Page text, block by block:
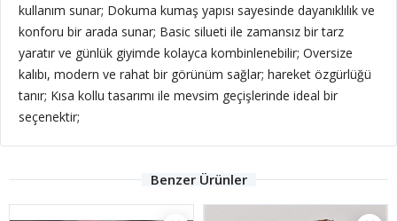
kullanım sunar; Dokuma kumaş yapısı sayesinde dayanıklılık ve
konforu bir arada sunar; Basic silueti ile zamansız bir tarz
yaratır ve günlük giyimde kolayca kombinlenebilir; Oversize
kalıbı, modern ve rahat bir görünüm sağlar; hareket özgürlüğü
tanır; Kısa kollu tasarımı ile mevsim geçişlerinde ideal bir
seçenektir;
Benzer Ürünler